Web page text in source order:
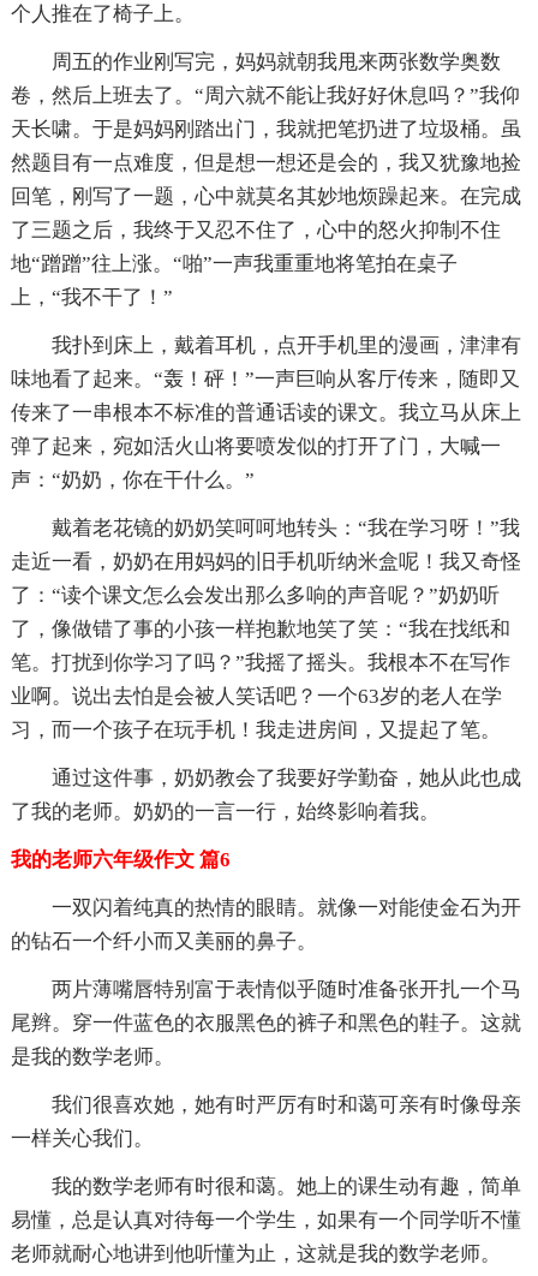
个人推在了椅子上。
周五的作业刚写完，妈妈就朝我甩来两张数学奥数
卷，然后上班去了。“周六就不能让我好好休息吗？”我仰
天长啸。于是妈妈刚踏出门，我就把笔扔进了垃圾桶。虽
然题目有一点难度，但是想一想还是会的，我又犹豫地捡
回笔，刚写了一题，心中就莫名其妙地烦躁起来。在完成
了三题之后，我终于又忍不住了，心中的怒火抑制不住
地“蹭蹭”往上涨。“啪”一声我重重地将笔拍在桌子
上，“我不干了！”
我扑到床上，戴着耳机，点开手机里的漫画，津津有
味地看了起来。“轰！砰！”一声巨响从客厅传来，随即又
传来了一串根本不标准的普通话读的课文。我立马从床上
弹了起来，宛如活火山将要喷发似的打开了门，大喊一
声：“奶奶，你在干什么。”
戴着老花镜的奶奶笑呵呵地转头：“我在学习呀！”我
走近一看，奶奶在用妈妈的旧手机听纳米盒呢！我又奇怪
了：“读个课文怎么会发出那么多响的声音呢？”奶奶听
了，像做错了事的小孩一样抱歉地笑了笑：“我在找纸和
笔。打扰到你学习了吗？”我摇了摇头。我根本不在写作
业啊。说出去怕是会被人笑话吧？一个63岁的老人在学
习，而一个孩子在玩手机！我走进房间，又提起了笔。
通过这件事，奶奶教会了我要好学勤奋，她从此也成
了我的老师。奶奶的一言一行，始终影响着我。
我的老师六年级作文 篇6
一双闪着纯真的热情的眼睛。就像一对能使金石为开
的钻石一个纤小而又美丽的鼻子。
两片薄嘴唇特别富于表情似乎随时准备张开扎一个马
尾辫。穿一件蓝色的衣服黑色的裤子和黑色的鞋子。这就
是我的数学老师。
我们很喜欢她，她有时严厉有时和蔼可亲有时像母亲
一样关心我们。
我的数学老师有时很和蔼。她上的课生动有趣，简单
易懂，总是认真对待每一个学生，如果有一个同学听不懂
老师就耐心地讲到他听懂为止，这就是我的数学老师。